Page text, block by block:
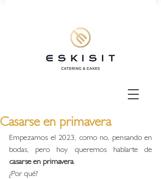
Casarse en primavera
Empezamos el 2023, como no, pensando en
casarse en primavera.
¿Por qué?